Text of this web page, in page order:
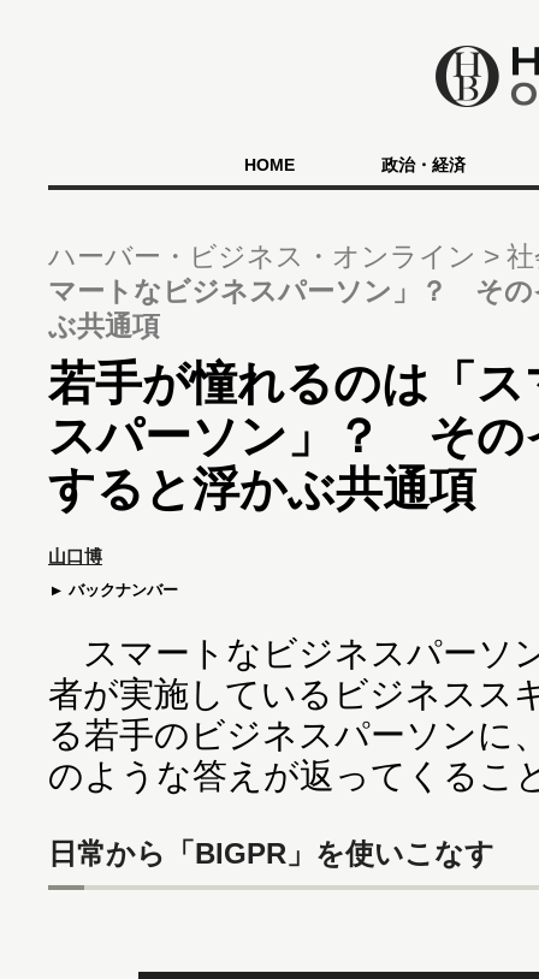
HOME 政治・経済
ハーバー・ビジネス・オンライン
マートなビジネスパーソン」？ その
ぶ共通項
若手が憧れるのは「
スパーソン」？ その
すると浮かぶ共通項
山口博
バックナンバー
スマートなビジネスパー
者が実施しているビジネスス
る若手のビジネスパーソンに
のような答えが返ってくるこ
日常から「BIGPR」を使いこなす